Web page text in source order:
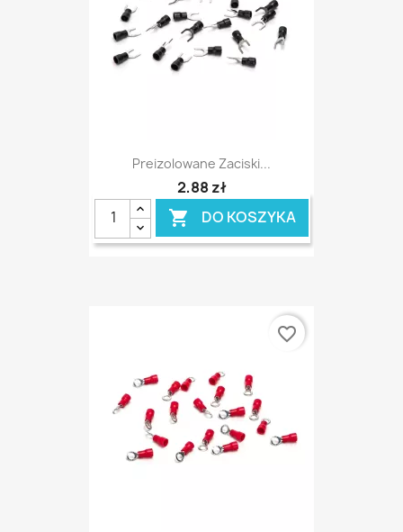
Preizolowane Zaciski...
2,88 zł
 DO KOSZYKA
favorite_border